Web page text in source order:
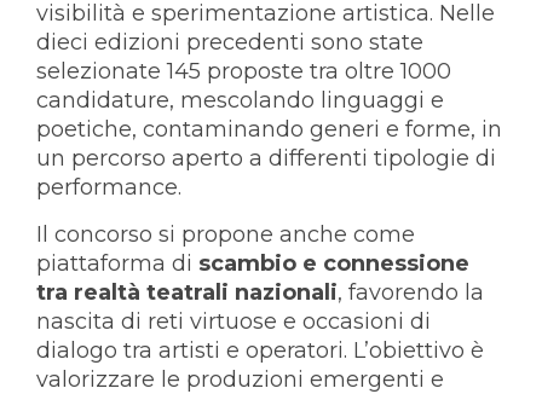
visibilità e sperimentazione artistica. Nelle
dieci edizioni precedenti sono state
selezionate 145 proposte tra oltre 1000
candidature, mescolando linguaggi e
poetiche, contaminando generi e forme, in
un percorso aperto a differenti tipologie di
performance.
Il concorso si propone anche come
piattaforma di scambio e connessione
tra realtà teatrali nazionali, favorendo la
nascita di reti virtuose e occasioni di
dialogo tra artisti e operatori. L’obiettivo è
valorizzare le produzioni emergenti e